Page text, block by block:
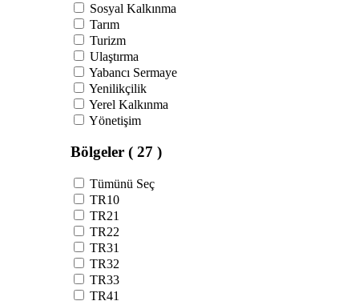
Sosyal Kalkınma
Tarım
Turizm
Ulaştırma
Yabancı Sermaye
Yenilikçilik
Yerel Kalkınma
Yönetişim
Bölgeler ( 27 )
Tümünü Seç
TR10
TR21
TR22
TR31
TR32
TR33
TR41